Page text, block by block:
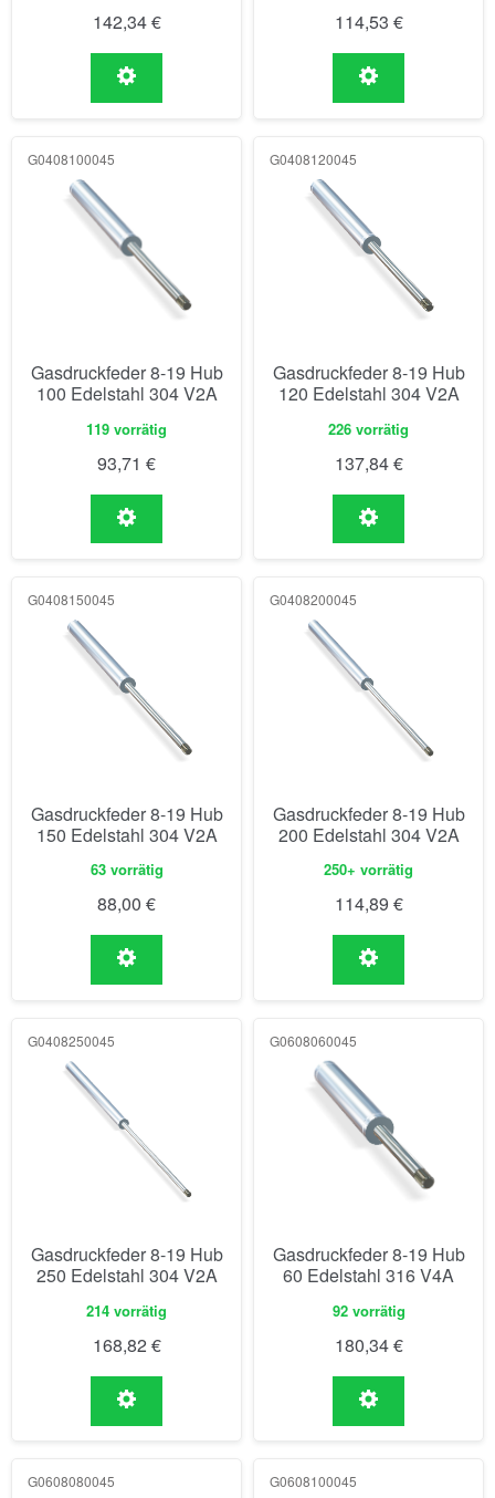
142,34€ 114,53 €
G0408100045
Gasdruckfeder 8-19 Hub
100 Edelstahl 304 V2A
119 vorrätig
93,71 €
G0408120045
Gasdruckfeder 8-19 Hub
120 Edelstahl 304 V2A
226 vorrätig
137,84€
G0408150045
Gasdruckfeder 8-19 Hub
150 Edelstahl 304 V2A
63 vorrätig
88,00 €
G0408200045
Gasdruckfeder 8-19 Hub
200 Edelstahl 304 V2A
250+ vorrätig
114,89 €
G0408250045
Gasdruckfeder 8-19 Hub
250 Edelstahl 304 V2A
214 vorrätig
168,82 €
G0608060045
Gasdruckfeder 8-19 Hub
60 Edelstahl 316 V4A
92 vorrätig
180,34€
G0608080045 G0608100045